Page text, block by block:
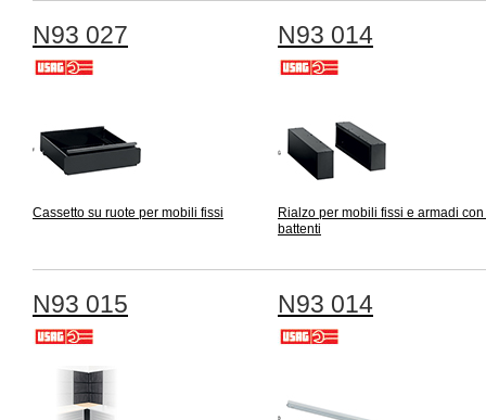
N93 027
Cassetto su ruote per mobili fissi
N93 014
Rialzo per mobili fissi e armadi
battenti
N93 015 N93 014